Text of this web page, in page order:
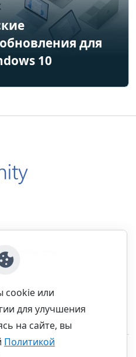
для
10
cookie или
для улучшения
на сайте, вы
Политикой